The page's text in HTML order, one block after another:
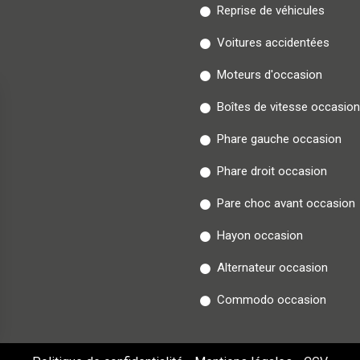
Reprise de véhicules
Voitures accidentées
Moteurs d'occasion
Boîtes de vitesse occasion
Phare gauche occasion
Phare droit occasion
Pare choc avant occasion
Hayon occasion
Alternateur occasion
Commodo occasion